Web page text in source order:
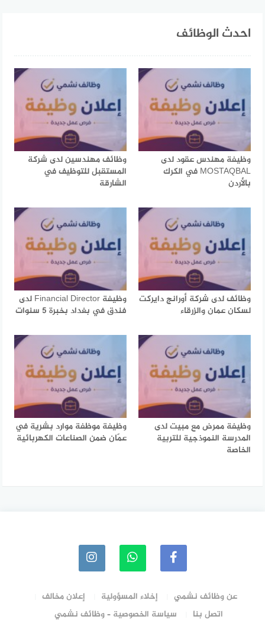
احدث الوظائف
وظيفة مهندس عقود لدى
MOSTAQBAL في الكرك
بالأردن
وظائف مهندسين لدى شركة
المستقبل للتوظيف في
الشارقة
وظائف لدى شركة أورانج دايركت
لسكان عمان والزرقاء
وظيفة Financial Director لدى
فندق في بغداد بخبرة 5 سنوات
وظيفة ممرض مع مبيت لدى
المدرسة النموذجية للتربية
الخاصة
وظيفة موظفة موارد بشرية في
عمّان ضمن الصناعات الكهربائية
عن وظائف نشمي إخلاء المسؤولية
إعلان مخالف
اتصل بنا
سياسة الخصوصية – وظائف نشمي